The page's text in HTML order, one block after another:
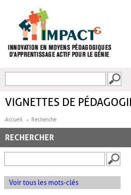
FORMULAIRE DE
VIGNETTES DE
Accueil Recherche
RECHERCHER
Voir tous les mots-clés